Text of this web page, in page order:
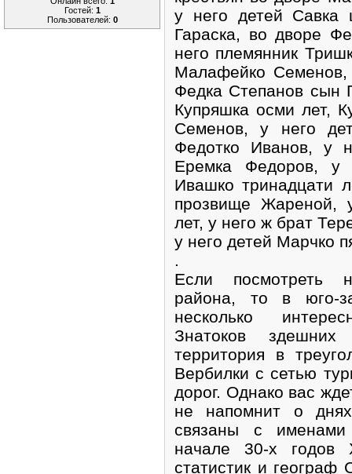
Гостей: 1
Пользователей: 0
у него детей Савка
Гараска, во дворе
него племянник
Малафейко
Федка Степанов сын
Купряшка осми лет,
Семенов, у него
Федотко Иванов, у
Еремка Федоров, у
Ивашко тринадцати
прозвище Жареной,
лет, у него ж брат
у него детей Марчко
.
Если посмотреть
района, то в юго-
несколько
Знатоков
территория в
Вербилки с сетью
дорог. Однако вас
не напомнит о
связаны с
начале 30-х годов
статистик и